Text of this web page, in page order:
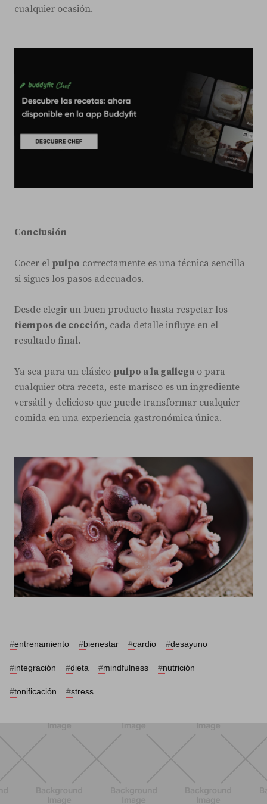
cualquier ocasión.
Conclusión
Cocer el pulpo correctamente es una técnica sencilla
si sigues los pasos adecuados.
Desde elegir un buen producto hasta respetar los
tiempos de cocción, cada detalle influye en el
resultado final.
Ya sea para un clásico pulpo a la gallega o para
cualquier otra receta, este marisco es un ingrediente
versátil y delicioso que puede transformar cualquier
comida en una experiencia gastronómica única.
#entrenamiento #bienestar #cardio #desayuno
#integración #dieta #mindfulness #nutrición
#tonificación #stress